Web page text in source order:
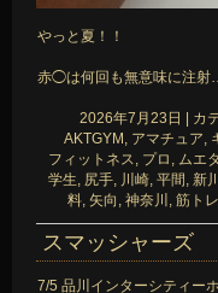
やっと夏！！
赤◯は何回も無意味に注射
2026年7月23日 | カ
AKTGYM, アマチュア,
フィットネス, プロ , ムエ
学生, 尻手, 川崎, 平間, 新
料, 矢向 , 神奈川 , 筋トレ
スマッシャーズ
7/5 品川インターシティー